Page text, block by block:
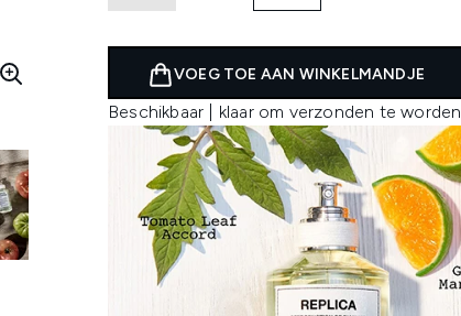
VOEG TOE AAN WINKELMANDJE
Beschikbaar | klaar om verzonden te worden